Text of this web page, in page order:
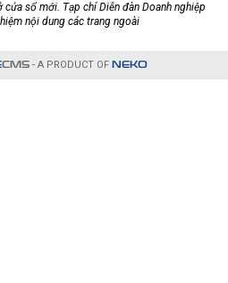
sổ mới. Tạp chí Diễn đàn Doanh nghiệp
nội dung các trang ngoài
CMS- A PRODUCT OF NEKO